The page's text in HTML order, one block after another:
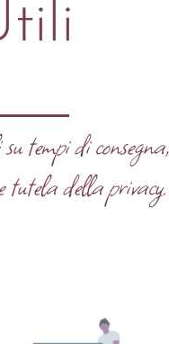
tempi di consegna,
della privacy.